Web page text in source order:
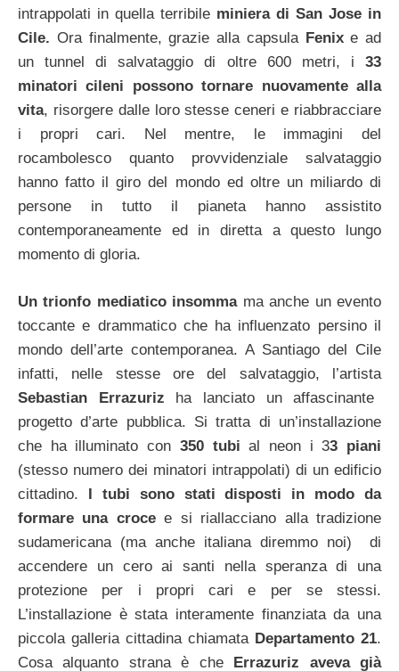
intrappolati in quella terribile miniera di San Jose in
Cile. Ora finalmente, grazie alla capsula Fenixe ad
un tunnel di salvataggio di oltre 600 metri, i 33
minatori cileni possono tornare nuovamente alla
vita, risorgere dalle loro stesse ceneri e riabbracciare
i propri cari. Nel mentre, le immagini del
rocambolesco quanto provvidenziale salvataggio
hanno fatto il giro del mondo ed oltre un miliardo di
persone in tutto il pianeta hanno assistito
contemporaneamente ed in diretta a questo lungo
momento di gloria.
Un trionfo mediatico insommama anche un evento
toccante e drammatico che ha influenzato persino il
mondo dell’arte contemporanea. A Santiago del Cile
infatti, nelle stesse ore del salvataggio, l’artista
Sebastian Errazuriz ha lanciato un affascinante
progetto d’arte pubblica. Si tratta di un’installazione
che ha illuminato con 350 tubial neon i 33 piani
(stesso numero dei minatori intrappolati) di un edificio
cittadino. I tubi sono stati disposti in modo da
formare una crocee si riallacciano alla tradizione
sudamericana (ma anche italiana diremmo noi) di
accendere un cero ai santi nella speranza di una
protezione per i propri cari e per se stessi.
L’installazione è stata interamente finanziata da una
piccola galleria cittadina chiamata Departamento 21.
Cosa alquanto strana è che Errazuriz aveva già